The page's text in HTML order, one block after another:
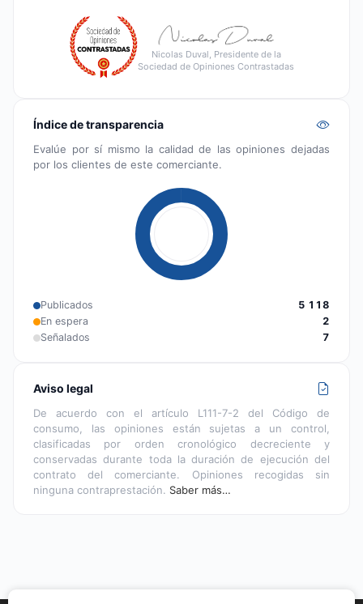
Nicolas Duval, Presidente de la
Sociedad de Opiniones Contrastadas
Índice de transparencia
Evalúe por sí mismo la calidad de las opiniones dejadas
por los clientes de este comerciante.
Publicados
5 118
En espera
2
Señalados
7
Aviso legal
De acuerdo con el artículo L111-7-2 del Código de
consumo, las opiniones están sujetas a un control,
clasificadas por orden cronológico decreciente y
conservadas durante toda la duración de ejecución del
contrato del comerciante. Opiniones recogidas sin
ninguna contraprestación. Saber más…